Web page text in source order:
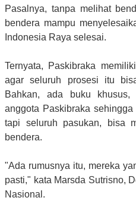
Pasalnya, tanpa melihat
bendera mampu
Indonesia Raya selesai.
Ternyata, Paskibraka
agar seluruh prosesi itu
Bahkan, ada buku
anggota Paskibraka
tapi seluruh pasukan, bisa
bendera.
"Ada rumusnya itu, mereka
pasti," kata Marsda Sutrisno,
Nasional.